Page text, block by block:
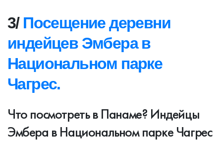
3/ Посещение деревни
индейцев Эмбера в
Национальном парке
Чагрес.
Что посмотреть в Панаме? Индейцы
Эмбера в Национальном парке Чагрес